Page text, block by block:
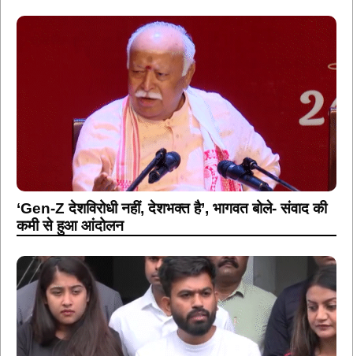
‘Gen-Z देशविरोधी नहीं, देशभक्त है’, भागवत बोले- संवाद की
कमी से हुआ आंदोलन